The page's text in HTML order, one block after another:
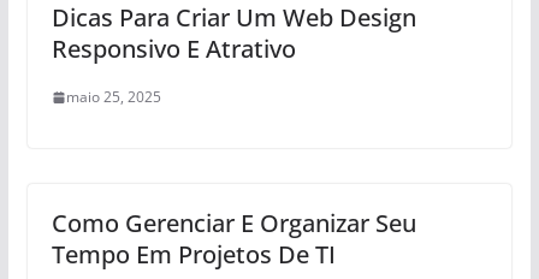
Dicas Para Criar Um Web Design
Responsivo E Atrativo
maio 25, 2025
Como Gerenciar E Organizar Seu
Tempo Em Projetos De TI